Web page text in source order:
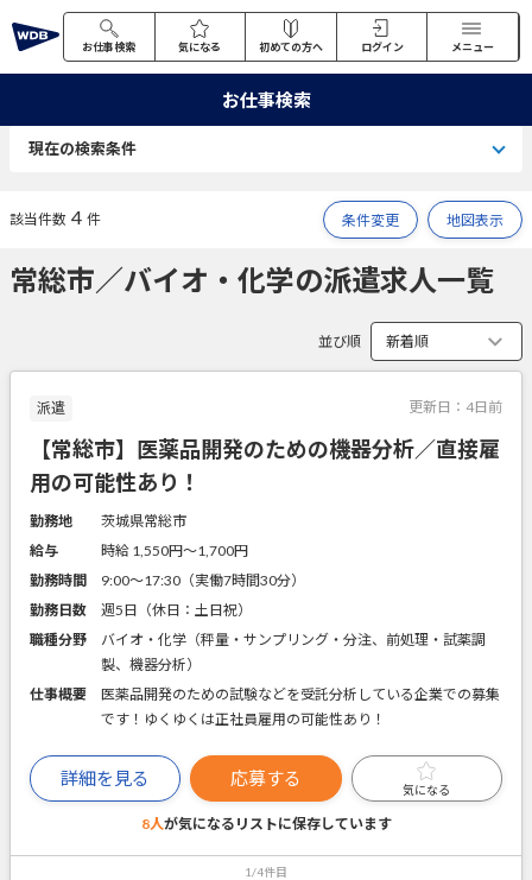
お仕事検索 気になる 初めての方へ ログイン メニュー
お仕事検索
現在の検索条件
該当件数 4 件 条件変更 地図表示
常総市／バイオ・化学の派遣求人一覧
並び順
派遣 更新日： 4日前
【常総市】医薬品開発のための機器分析／直接雇
用の可能性あり！
勤務地
茨城県常総市
給与
時給 1,550円〜1,700円
勤務時間
9:00～17:30（実働7時間30分）
勤務日数
週5日（休日：土日祝）
職種分野
バイオ・化学（秤量・サンプリング・分注、前処理・試薬調
製、機器分析）
仕事概要
医薬品開発のための試験などを受託分析している企業での募集
です！ゆくゆくは正社員雇用の可能性あり！
詳細を見る 応募する
気になる
8人が気になるリストに保存しています
1/4件目